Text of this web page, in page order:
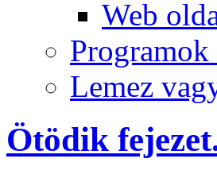
Web
Lemez
Ötödik